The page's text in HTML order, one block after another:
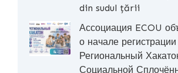
din sudul țării
Ассоциация ECOU
о начале
Региональный
Социальной